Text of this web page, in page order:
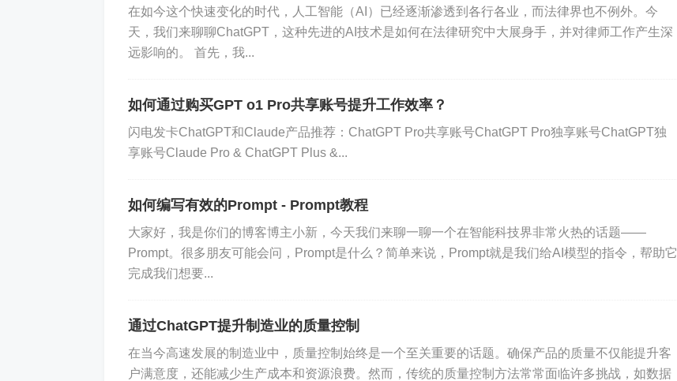
2. 快消品品牌的社交媒体营销
用户提问的意图，并给出专业且有趣的回复，增加了品牌的亲和力和用户粘性。同时，品牌通过AI
分析用户反馈，及时调整营销策略，确保了活动的高效推进。
1. 明确目标
首先，企业需要明确数据驱动营销的具体目标。例如，是为了增加销售额、提高品牌知名度，还是
2. 数据收集
在如今这个快速变化的时代，人工智能（AI）已经逐渐渗透到各行各业，而法律界也不例外。今
天，我们来聊聊ChatGPT，这种先进的AI技术是如何在法律研究中大展身手，并对律师工作产生深
远影响的。 首先，我...
如何通过购买GPT o1 Pro共享账号提升工作效率？
闪电发卡ChatGPT和Claude产品推荐：ChatGPT Pro共享账号ChatGPT Pro独享账号ChatGPT独
享账号Claude Pro & ChatGPT Plus &...
如何编写有效的Prompt - Prompt教程
大家好，我是你们的博客博主小新，今天我们来聊一聊一个在智能科技界非常火热的话题——
Prompt。很多朋友可能会问，Prompt是什么？简单来说，Prompt就是我们给AI模型的指令，帮助它
完成我们想要...
通过ChatGPT提升制造业的质量控制
在当今高速发展的制造业中，质量控制始终是一个至关重要的话题。确保产品的质量不仅能提升客
户满意度，还能减少生产成本和资源浪费。然而，传统的质量控制方法常常面临许多挑战，如数据